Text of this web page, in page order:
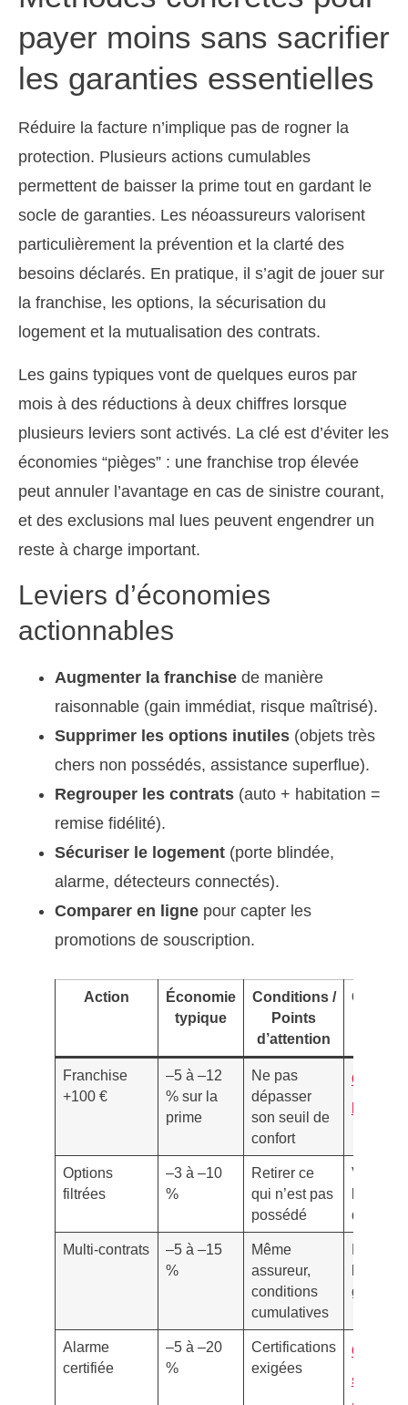
payer moins sans sacrifier
les garanties essentielles
Réduire la facture n’implique pas de rogner la
protection. Plusieurs actions cumulables
permettent de baisser la prime tout en gardant le
socle de garanties. Les néoassureurs valorisent
particulièrement la prévention et la clarté des
besoins déclarés. En pratique, il s’agit de jouer sur
la franchise, les options, la sécurisation du
logement et la mutualisation des contrats.
Les gains typiques vont de quelques euros par
mois à des réductions à deux chiffres lorsque
plusieurs leviers sont activés. La clé est d’éviter les
économies “pièges” : une franchise trop élevée
peut annuler l’avantage en cas de sinistre courant,
et des exclusions mal lues peuvent engendrer un
reste à charge important.
Leviers d’économies
actionnables
Augmenter la franchise de manière
raisonnable (gain immédiat, risque maîtrisé).
Supprimer les options inutiles (objets très
chers non possédés, assistance superflue).
Regrouper les contrats (auto + habitation =
remise fidélité).
Sécuriser le logement (porte blindée,
alarme, détecteurs connectés).
Comparer en ligne pour capter les
promotions de souscription.
Action
Économie
typique
Conditions /
Points
d’attention
Outil/
Franchise
+100 €
–5 à –12
% sur la
prime
Ne pas
dépasser
son seuil de
confort
Options
filtrées
–3 à –10
%
Retirer ce
qui n’est pas
possédé
Vérifier
des
Multi-contrats
–5 à –15
%
Même
assureur,
conditions
cumulatives
globale
Alarme
certifiée
–5 à –20
%
Certifications
exigées
Guide
sécurité